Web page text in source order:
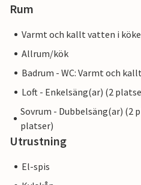
Rum
Varmt och kallt vatten i
Allrum/kök
Badrum - WC: Varmt och
Loft - Enkelsäng(ar) (2
Sovrum - Dubbelsäng(ar) (2
platser)
Utrustning
El-spis